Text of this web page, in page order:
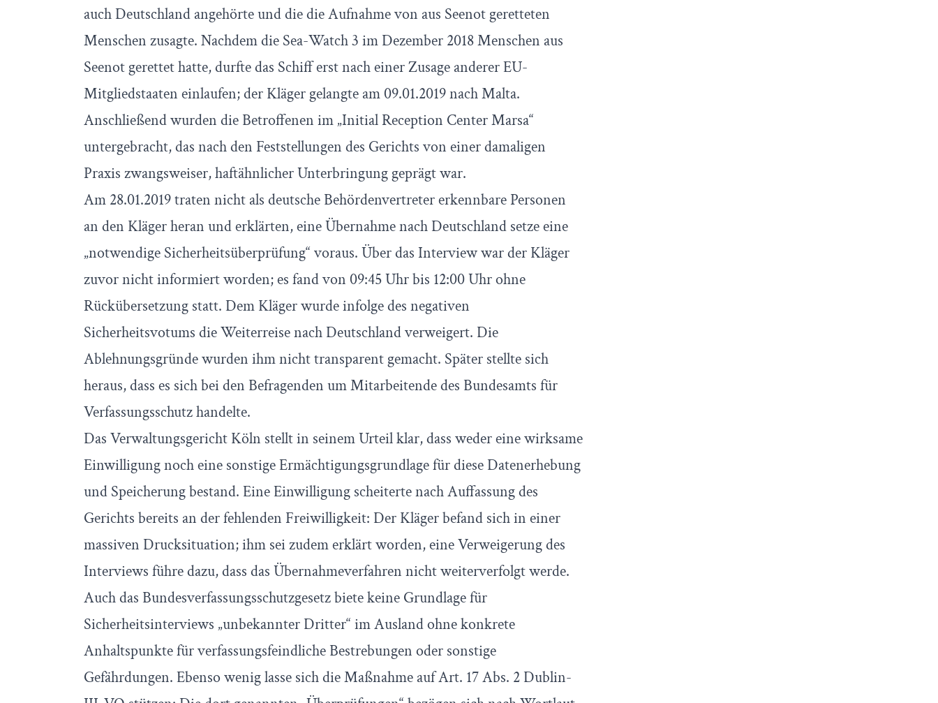
auch Deutschland angehörte und die die Aufnahme von aus Seenot geretteten
Menschen zusagte. Nachdem die Sea-Watch 3 im Dezember 2018 Menschen aus
Seenot gerettet hatte, durfte das Schiff erst nach einer Zusage anderer EU-
Mitgliedstaaten einlaufen; der Kläger gelangte am 09.01.2019 nach Malta.
Anschließend wurden die Betroffenen im „Initial Reception Center Marsa“
untergebracht, das nach den Feststellungen des Gerichts von einer damaligen
Praxis zwangsweiser, haftähnlicher Unterbringung geprägt war.
Am 28.01.2019 traten nicht als deutsche Behördenvertreter erkennbare Personen
an den Kläger heran und erklärten, eine Übernahme nach Deutschland setze eine
„notwendige Sicherheitsüberprüfung“ voraus. Über das Interview war der Kläger
zuvor nicht informiert worden; es fand von 09:45 Uhr bis 12:00 Uhr ohne
Rückübersetzung statt. Dem Kläger wurde infolge des negativen
Sicherheitsvotums die Weiterreise nach Deutschland verweigert. Die
Ablehnungsgründe wurden ihm nicht transparent gemacht. Später stellte sich
heraus, dass es sich bei den Befragenden um Mitarbeitende des Bundesamts für
Verfassungsschutz handelte.
Das Verwaltungsgericht Köln stellt in seinem Urteil klar, dass weder eine wirksame
Einwilligung noch eine sonstige Ermächtigungsgrundlage für diese Datenerhebung
und Speicherung bestand. Eine Einwilligung scheiterte nach Auffassung des
Gerichts bereits an der fehlenden Freiwilligkeit: Der Kläger befand sich in einer
massiven Drucksituation; ihm sei zudem erklärt worden, eine Verweigerung des
Interviews führe dazu, dass das Übernahmeverfahren nicht weiterverfolgt werde.
Auch das Bundesverfassungsschutzgesetz biete keine Grundlage für
Sicherheitsinterviews „unbekannter Dritter“ im Ausland ohne konkrete
Anhaltspunkte für verfassungsfeindliche Bestrebungen oder sonstige
Gefährdungen. Ebenso wenig lasse sich die Maßnahme auf Art. 17 Abs. 2 Dublin-